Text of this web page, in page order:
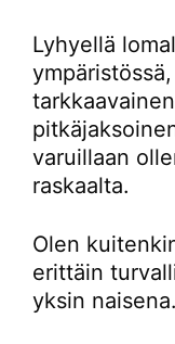
Lyhyellä
varuillaan
raskaalta.
Olen
erittäin
yksin naisena.